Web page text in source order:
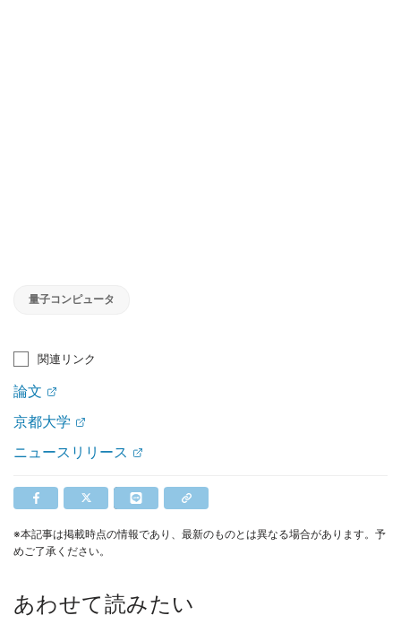
量子コンピュータ
関連リンク
論文
京都大学
ニュースリリース
※本記事は掲載時点の情報であり、最新のものとは異なる場合があります。予
めご了承ください。
あわせて読みたい